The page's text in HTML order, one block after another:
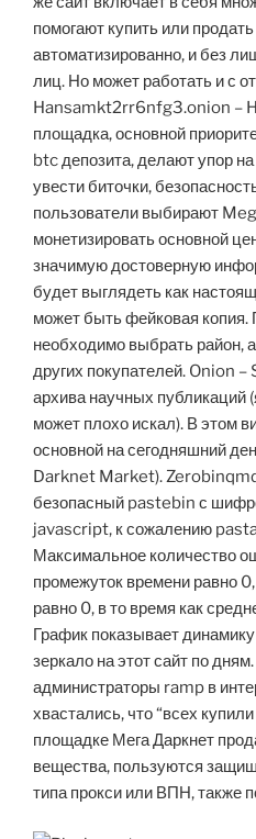
помогают купить или
автоматизированно, и без
лиц. Но может работать и с
Hansamkt2rr6nfg3.onion –
площадка, основной
btc депозита, делают упор
увести биточки,
пользователи выбирают
монетизировать основной
значимую достоверную
будет выглядеть как
может быть фейковая копия.
необходимо выбрать район,
других покупателей. Onion
архива научных публикаций
может плохо искал). В этом
основной на сегодняшний
Darknet Market).
безопасный pastebin с
javascript, к сожалению
Максимальное количество
промежуток времени равно
равно 0, в то время как
График показывает
зеркало на этот сайт по
администраторы ramp в
хвастались, что “всех
площадке Мега Даркнет
вещества, пользуются
типа прокси или ВПН, также